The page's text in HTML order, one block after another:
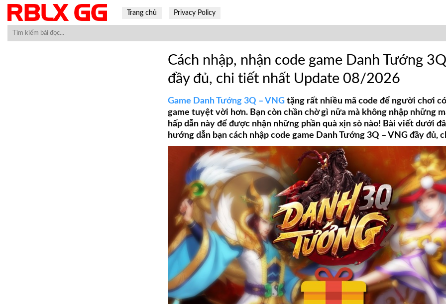
Skip
content
Trang chủ Privacy Policy
Cách nhập, nhận code game Danh Tướng
đầy đủ, chi tiết nhất Update 08/2026
Game Danh Tướng 3Q – VNG tặng rất nhiều mã code để người chơi
game tuyệt vời hơn. Bạn còn chần chờ gì nữa mà không nhập những
hấp dẫn này để được nhận những phần quà xịn sò nào! Bài viết dưới
hướng dẫn bạn cách nhập code game Danh Tướng 3Q – VNG đầy đủ,